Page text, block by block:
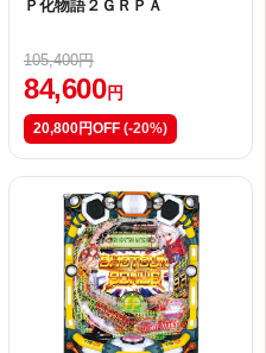
Ｐ化物語２ＧＲＰＡ
105,400円
84,600 円
20,800円OFF (-20%)